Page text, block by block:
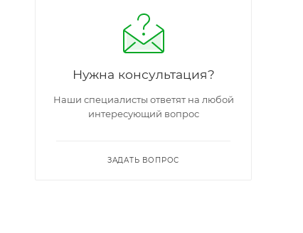
Нужна консультация?
Наши специалисты ответят на любой
интересующий вопрос
ЗАДАТЬ ВОПРОС